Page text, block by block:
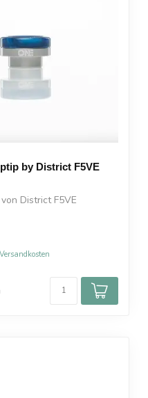
by District F5VE
District F5VE
Versandkosten